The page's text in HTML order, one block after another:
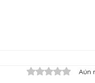
Obtuvo 0 de 5Aún